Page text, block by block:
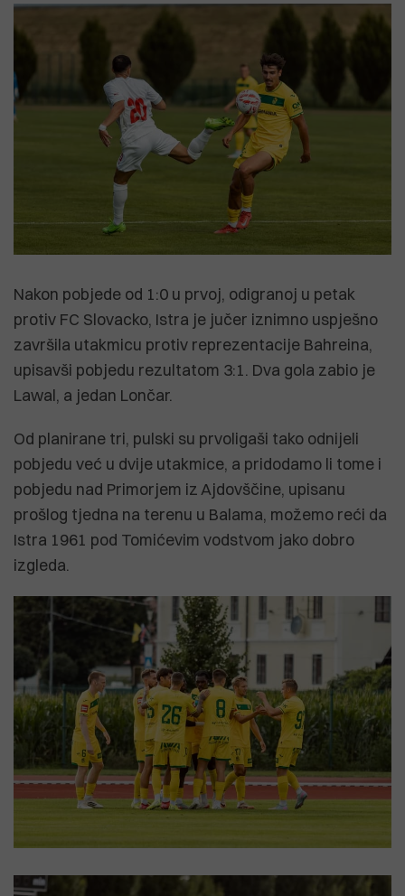
Nakon pobjede od 1:0 u prvoj, odigranoj u petak
protiv FC Slovacko, Istra je jučer iznimno uspješno
završila utakmicu protiv reprezentacije Bahreina,
upisavši pobjedu rezultatom 3:1. Dva gola zabio je
Lawal, a jedan Lončar.
Od planirane tri, pulski su prvoligaši tako odnijeli
pobjedu već u dvije utakmice, a pridodamo li tome i
pobjedu nad Primorjem iz Ajdovščine, upisanu
prošlog tjedna na terenu u Balama, možemo reći da
Istra 1961 pod Tomićevim vodstvom jako dobro
izgleda.